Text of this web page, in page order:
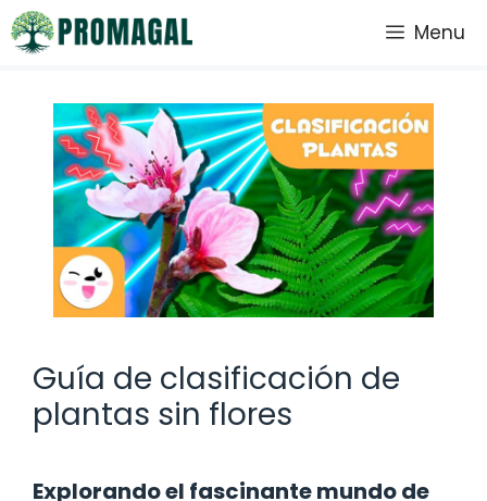
Saltar
al
Menu
Guía de clasificación de
plantas sin flores
Explorando el fascinante mundo de